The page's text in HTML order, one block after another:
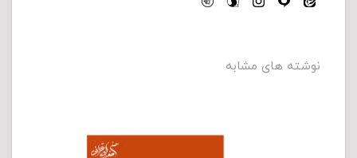
نوشته های مشابه